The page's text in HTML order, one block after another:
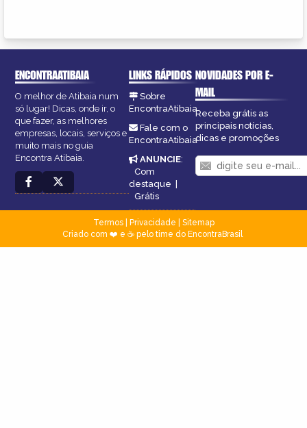
ENCONTRAATIBAIA
O melhor de Atibaia num
só lugar! Dicas, onde ir, o
que fazer, as melhores
empresas, locais, serviços e
muito mais no guia
Encontra Atibaia.
LINKS RÁPIDOS
Sobre
EncontraAtibaia
Fale com o
EncontraAtibaia
ANUNCIE:
Com
destaque |
Grátis
NOVIDADES POR E-
MAIL
Receba grátis as
principais notícias,
dicas e promoções
Termos| Privacidade
Sitemap
Criado com ❤️ e ☕ pelo time do EncontraBrasil